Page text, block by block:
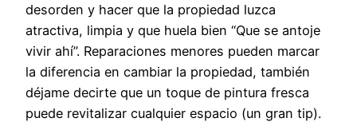
desorden y hacer que la propiedad luzca
atractiva, limpia y que huela bien “Que se antoje
vivir ahí”. Reparaciones menores pueden marcar
la diferencia en cambiar la propiedad, también
déjame decirte que un toque de pintura fresca
puede revitalizar cualquier espacio (un gran tip).